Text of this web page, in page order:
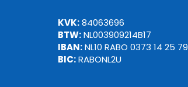
KVK:84063696
BTW:NL003909214B17
IBAN:NL10 RABO 0373 14 25 79
BIC:RABONL2U